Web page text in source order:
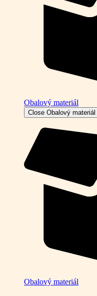
Obalový materiál
Close Obalový materiál
Obalový materiál